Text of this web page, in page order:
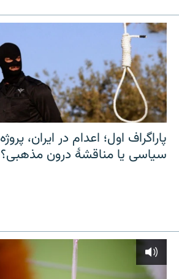
پاراگراف اول؛ اعدام در ایران، پروژه
سیاسی یا مناقشهٔ درون مذهبی؟